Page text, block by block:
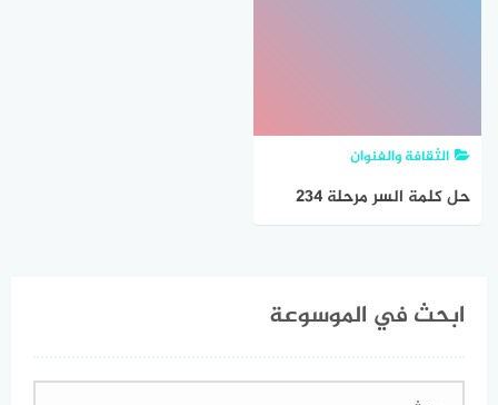
الثقافة والفنوان
حل كلمة السر مرحلة 234
ابحث في الموسوعة
البحث